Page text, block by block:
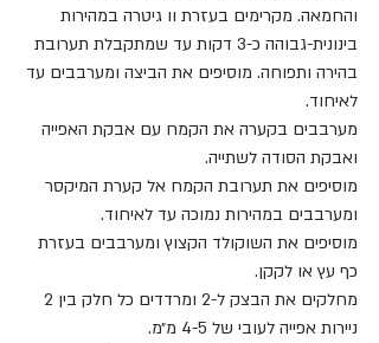
והחמאה. מקרימים בעזרת וו גיטרה במהירות
בינונית-גבוהה כ-3 דקות עד שמתקבלת תערובת
בהירה ותפוחה. מוסיפים את הביצה ומערבבים עד
לאיחוד.
מערבבים בקערה את הקמח עם אבקת האפייה
ואבקת הסודה לשתייה.
מוסיפים את תערובת הקמח אל קערת המיקסר
ומערבבים במהירות נמוכה עד לאיחוד.
מוסיפים את השוקולד הקצוץ ומערבבים בעזרת
כף עץ או לקקן.
ניירות אפייה לעובי של 4-5 מ״מ.